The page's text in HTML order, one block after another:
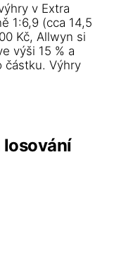
v Extra
1:6,9 (cca 14,5
Kč, Allwyn si
výši 15 % a
částku. Výhry
losování